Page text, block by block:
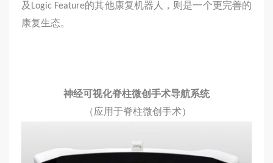
及Logic Feature的其他康复机器人，则是一个更完善的
康复生态。
神经可视化脊柱微创手术导航系统
（应用于脊柱微创手术）